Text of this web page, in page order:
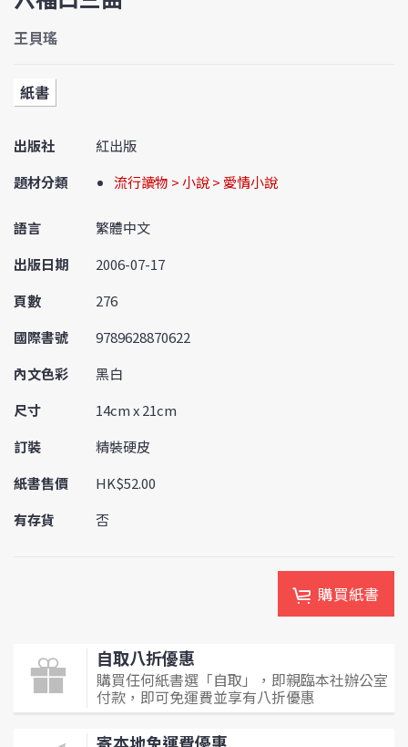
王貝瑤
紙書
出版社
紅出版
題材分類
流行讀物 > 小說 > 愛情小說
語言
繁體中文
出版日期
2006-07-17
頁數
276
國際書號
9789628870622
內文色彩
黑白
尺寸
14cm x 21cm
訂裝
精裝硬皮
紙書售價
HK$52.00
有存貨
否
購買紙書
自取八折優惠
購買任何紙書選「自取」，即親臨本社辦公室
付款，即可免運費並享有八折優惠